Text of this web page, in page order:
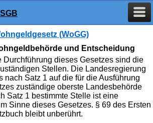
(WoGG)
und Entscheidung
Durchführung dieses Gesetzes sind die
Stellen. Die Landesregierung
nach Satz 1 auf die für die Ausführung
zuständige oberste Landesbehörde
Satz 1 bestimmte Stelle ist eine
Sinne dieses Gesetzes. § 69 des Ersten
bleibt unberührt.